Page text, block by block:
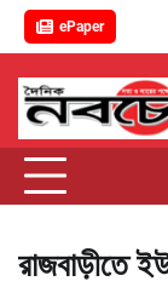
ePaper
content
রাজবাড়ীতে